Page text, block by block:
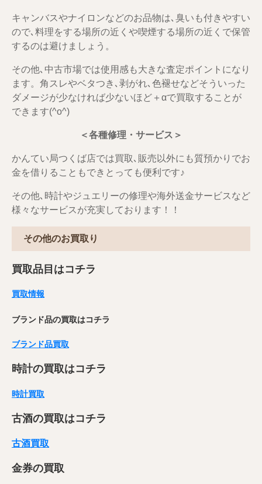
キャンバスやナイロンなどのお品物は､臭いも付きやすい
ので､料理をする場所の近くや喫煙する場所の近くで保管
するのは避けましょう。
その他､中古市場では使用感も大きな査定ポイントになり
ます。角スレやベタつき､剥がれ､色褪せなどそういった
ダメージが少なければ少ないほど＋αで買取することが
できます(^o^)
＜各種修理・サービス＞
かんてい局つくば店では買取､販売以外にも質預かりでお
金を借りることもできとっても便利です♪
その他､時計やジュエリーの修理や海外送金サービスなど
様々なサービスが充実しております！！
その他のお買取り
買取品目はコチラ
買取情報
ブランド品の買取はコチラ
ブランド品買取
時計の買取はコチラ
時計買取
古酒の買取はコチラ
古酒買取
金券の買取